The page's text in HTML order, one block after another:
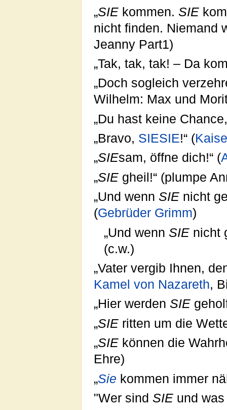
„SIE kommen. SIE
nicht finden. Niemand
Jeanny Part1)
„Tak, tak, tak! – Da
„Doch sogleich
Wilhelm: Max und
„Du hast keine
„Bravo, SIESIE!“ (
„SIEsam, öffne dich!“ (
„SIE gheil!“ (plumpe
„Und wenn SIE nicht
(Gebrüder Grimm)
„Und wennSIE nicht
(c.w.)
„Vater vergib Ihnen,
Kamel von Nazareth,
„Hier werden SIE
„SIE ritten um die
„SIE können die
Ehre)
„Sie kommen immer
"Wer sind SIE und